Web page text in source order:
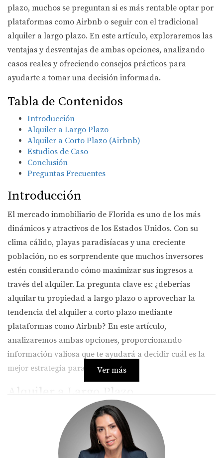
plazo, muchos se preguntan si es más rentable optar por
plataformas como Airbnb o seguir con el tradicional
alquiler a largo plazo. En este artículo, exploraremos las
ventajas y desventajas de ambas opciones, analizando
casos reales y ofreciendo consejos prácticos para
ayudarte a tomar una decisión informada.
Tabla de Contenidos
Introducción
Alquiler a Largo Plazo
Alquiler a Corto Plazo (Airbnb)
Estudios de Caso
Conclusión
Preguntas Frecuentes
Introducción
El mercado inmobiliario de Florida es uno de los más
dinámicos y atractivos de los Estados Unidos. Con su
clima cálido, playas paradisíacas y una creciente
población, no es sorprendente que muchos inversores
estén considerando cómo maximizar sus ingresos a
través del alquiler. La pregunta clave es: ¿deberías
alquilar tu propiedad a largo plazo o aprovechar la
tendencia del alquiler a corto plazo mediante
plataformas como Airbnb? En este artículo,
analizaremos ambas opciones, proporcionando
información valiosa que te ayudará a decidir cuál es la
mejor estrategia para ti.
Alquiler a Largo Plazo
El alquiler a largo plazo se refiere a arrendar una
propiedad por un período extendido, generalmente de
un año o más. Esta opción ofrece estabilidad tanto para
el propietario como para el inquilino, lo que puede ser
Ver más